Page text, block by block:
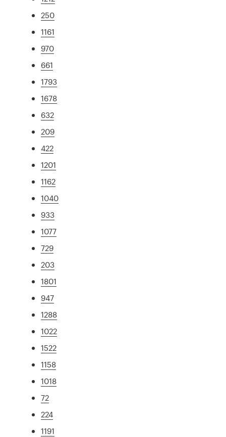
250
1161
970
661
1793
1678
632
209
422
1201
1162
1040
933
1077
729
203
1801
947
1288
1022
1522
1158
1018
72
224
1191